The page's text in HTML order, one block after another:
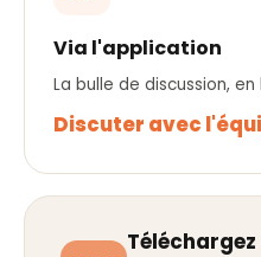
Via l'application
La bulle de discussion,
Discuter avec
Téléchargez